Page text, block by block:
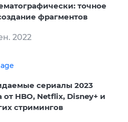
точное
фрагментов
2022
сериалы 2023
от HBO, Netflix, Disney+ и
стримингов